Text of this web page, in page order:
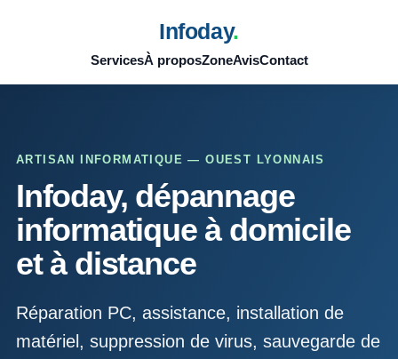
Infoday.
ServicesÀ proposZoneAvisContact
ARTISAN INFORMATIQUE — OUEST LYONNAIS
Infoday, dépannage
informatique à domicile
et à distance
Réparation PC, assistance, installation de
matériel, suppression de virus, sauvegarde de